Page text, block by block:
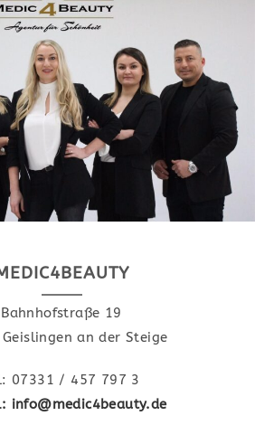
Bahnhofstraße 19
an der Steige
07331 / 457 797 3
info@medic4beauty.de